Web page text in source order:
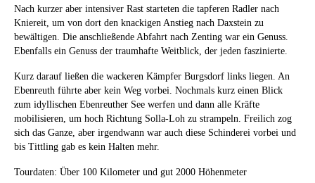
Nach kurzer aber intensiver Rast starteten die tapferen Radler nach
Kniereit, um von dort den knackigen Anstieg nach Daxstein zu
bewältigen. Die anschließende Abfahrt nach Zenting war ein Genuss.
Ebenfalls ein Genuss der traumhafte Weitblick, der jeden faszinierte.
Kurz darauf ließen die wackeren Kämpfer Burgsdorf links liegen. An
Ebenreuth führte aber kein Weg vorbei. Nochmals kurz einen Blick
zum idyllischen Ebenreuther See werfen und dann alle Kräfte
mobilisieren, um hoch Richtung Solla-Loh zu strampeln. Freilich zog
sich das Ganze, aber irgendwann war auch diese Schinderei vorbei und
bis Tittling gab es kein Halten mehr.
Tourdaten: Über 100 Kilometer und gut 2000 Höhenmeter